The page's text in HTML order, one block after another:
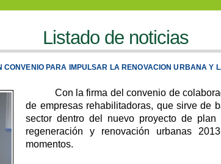
Listado de noticias
PARA IMPULSAR LA RENOVACION URBANA Y
Con la firma del convenio de
de empresas rehabilitadoras, que sirve de
sector dentro del nuevo proyecto de plan
regeneración y renovación urbanas
momentos.